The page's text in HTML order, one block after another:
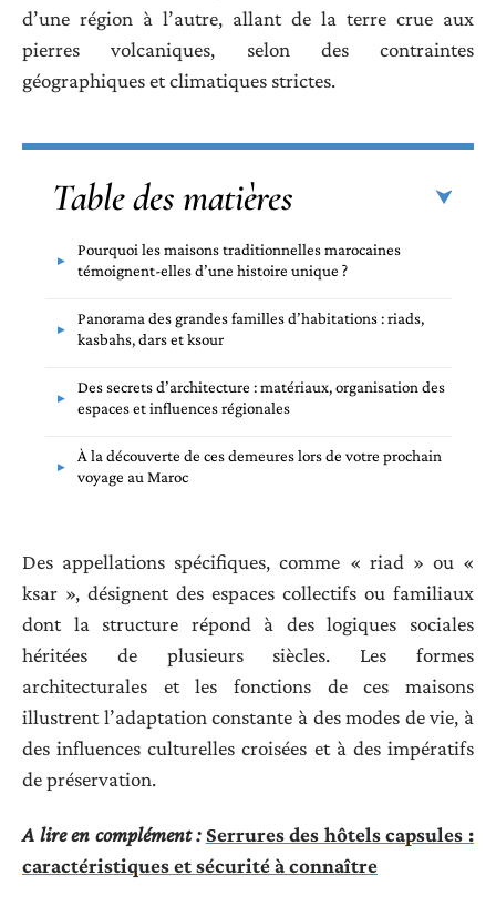
d’une région à l’autre, allant de la terre crue aux
pierres volcaniques, selon des contraintes
géographiques et climatiques strictes.
Table des matières
Pourquoi les maisons traditionnelles marocaines
témoignent-elles d’une histoire unique ?
Panorama des grandes familles d’habitations : riads,
kasbahs, dars et ksour
Des secrets d’architecture : matériaux, organisation des
espaces et influences régionales
À la découverte de ces demeures lors de votre prochain
voyage au Maroc
Des appellations spécifiques, comme « riad » ou «
ksar », désignent des espaces collectifs ou familiaux
dont la structure répond à des logiques sociales
héritées de plusieurs siècles. Les formes
architecturales et les fonctions de ces maisons
illustrent l’adaptation constante à des modes de vie, à
des influences culturelles croisées et à des impératifs
de préservation.
A lire en complément : Serrures des hôtels capsules :
caractéristiques et sécurité à connaître